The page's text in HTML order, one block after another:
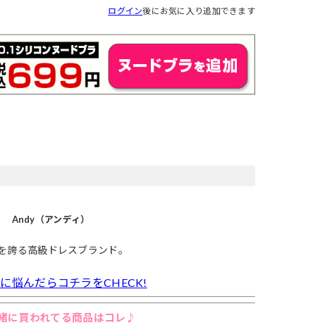
ログイン後にお気に入り追加できます
Andy（アンディ）
る高級ドレスブランド。
悩んだらコチラをCHECK!
に買われてる商品はコレ♪